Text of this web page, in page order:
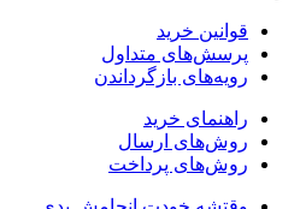
قوانین خرید
پرسش‌های متداول
رویه‌های بازگرداندن
راهنمای خرید
روش‌های ارسال
روش‌های پرداخت